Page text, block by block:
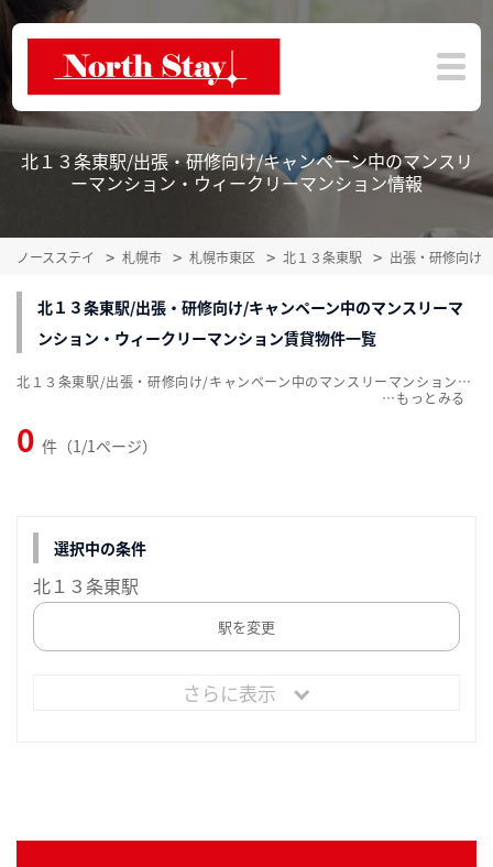
北１３条東駅/出張・研修向け/キャンペーン中のマンスリ
ーマンション・ウィークリーマンション情報
ノースステイ 札幌市 札幌市東区 北１３条東駅 出張・研修向け
北１３条東駅/出張・研修向け/キャンペーン中のマンスリーマ
ンション・ウィークリーマンション賃貸物件一覧
0 件（1/1ページ）
北１３条東駅/出張・研修向け/キャンペーン中のマンスリーマンション・ウィークリーマンション賃貸物件一覧を掲載中。敷金・礼金無料、家具・家電付をご紹介。こだわり条件での絞込みも簡単！
…
選択中の条件
北１３条東駅
駅を変更
さらに表示